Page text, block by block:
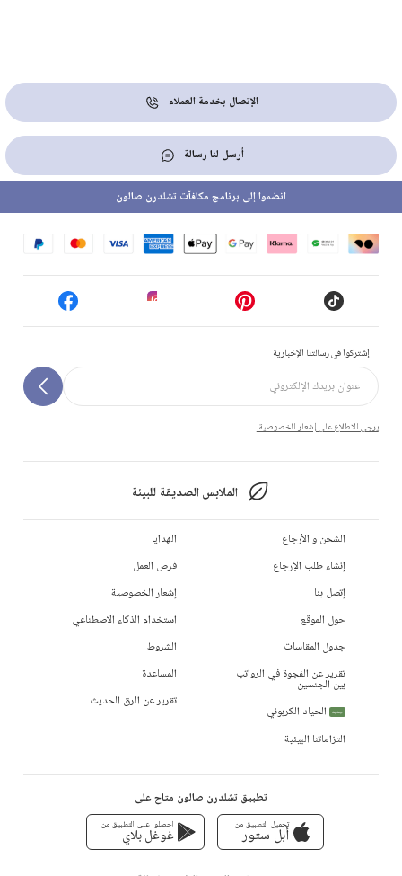
الإتصال بخدمة العملاء
أرسل لنا رسالة
إشتركوا في رسالتنا الإخبارية
يرجى الاطلاع على إشعار الخصوصية.
الملابس الصديقة للبيئة
انضموا إلى برنامج مكافآت تشلدرن صالون
الشحن و الأرجاع
إنشاء طلب الإرجاع
إتصل بنا
حول الموقع
جدول المقاسات
تقرير عن الفجوة في الرواتب
بين الجنسين
جديد
الحياد الكربوني
التزاماتنا البيئية
الهدايا
فرص العمل
إشعار الخصوصية
استخدام الذكاء الاصطناعي
الشروط
المساعدة
تقرير عن الرق الحديث
تطبيق تشلدرن صالون متاح على
تحميل التطبيق من
أبل ستور
احصلوا على التطبيق من
غوغل بلاي